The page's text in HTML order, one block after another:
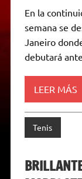
a
t
s
p
p
e
g
a
m
i
t
t
r
c
o
k
En la
semana se
Janeiro
debutará
LEER MÁS
Tenis